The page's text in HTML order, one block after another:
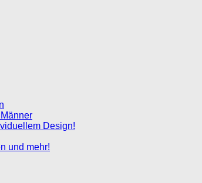
Design!
und mehr!